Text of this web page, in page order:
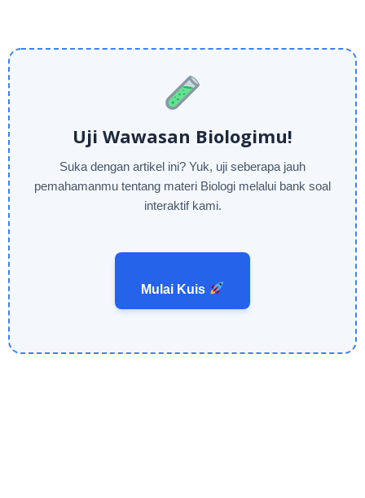
Uji Wawasan Biologimu!
Suka dengan artikel ini? Yuk, uji seberapa jauh
pemahamanmu tentang materi Biologi melalui bank soal
interaktif kami.
Mulai Kuis